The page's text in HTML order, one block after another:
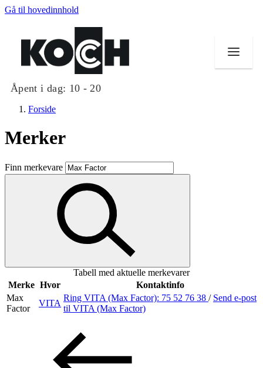
Gå til hovedinnhold
Åpent i dag: 10 - 20
Butikker
Mat og drikke
Aktiviteter
Merker
Inspirasjon
Forside
Merker
Finn merkevare
Tabell med aktuelle merkevarer
Merke Hvor
Kontaktinfo
Max
Factor
VITA
Ring VITA (Max Factor): 75 52 76 38 / Send e-post
til VITA (Max Factor)